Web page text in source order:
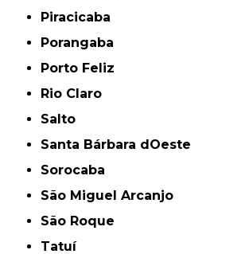
Piracicaba
Porangaba
Porto Feliz
Rio Claro
Salto
Santa Bárbara dOeste
Sorocaba
São Miguel Arcanjo
São Roque
Tatuí